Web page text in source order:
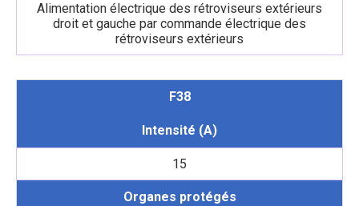
Alimentation électrique des rétroviseurs extérieurs
droit et gauche par commande électrique des
rétroviseurs extérieurs
F38
Intensité (A)
15
Organes protégés